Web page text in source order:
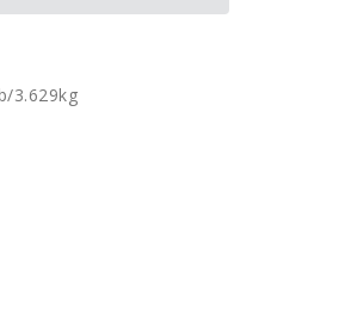
3.629kg